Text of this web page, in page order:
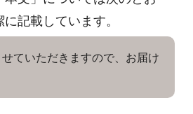
記載しています。
ていただきますので、お届け